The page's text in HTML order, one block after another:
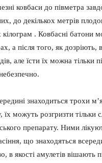
ковбаси до півметра
до декількох метрів
. Ковбасні батони
а після того, як
але їсти їх можна тільки
знаходиться трохи
можуть розгризти тільки
препарату. Ними
що знаходяться
в якості амулетів вішають